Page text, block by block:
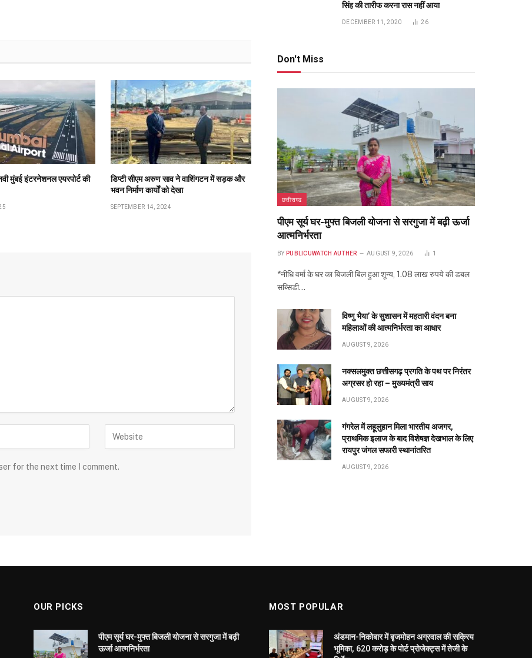
मुंबई इंटरनेशनल एयरपोर्ट की
डिप्टी सीएम अरुण साव ने वाशिंगटन में सड़क और
भवन निर्माण कार्यों को देखा
SEPTEMBER 14, 2024
for the next time I comment.
सिंह की तारीफ करना रास नहीं आया
DECEMBER 11, 2020 26
Don't Miss
छत्तीसगढ
पीएम सूर्य घर-मुफ्त बिजली योजना से सरगुजा में बढ़ी ऊर्जा
आत्मनिर्भरता
BY PUBLICUWATCH AUTHER AUGUST 9, 2026 1
*नीधि वर्मा के घर का बिजली बिल हुआ शून्य, 1.08 लाख रुपये की डबल
सब्सिडी…
विष्णु भैया’ के सुशासन में महतारी वंदन बना
महिलाओं की आत्मनिर्भरता का आधार
AUGUST 9, 2026
नक्सलमुक्त छत्तीसगढ़ प्रगति के पथ पर निरंतर
अग्रसर हो रहा – मुख्यमंत्री साय
AUGUST 9, 2026
गंगरेल में लहूलुहान मिला भारतीय अजगर,
प्राथमिक इलाज के बाद विशेषज्ञ देखभाल के लिए
रायपुर जंगल सफारी स्थानांतरित
AUGUST 9, 2026
OUR PICKS
पीएम सूर्य घर-मुफ्त बिजली योजना से सरगुजा में बढ़ी
ऊर्जा आत्मनिर्भरता
MOST POPULAR
अंडमान-निकोबार में बृजमोहन अग्रवाल की सक्रिय
भूमिका, 620 करोड़ के पोर्ट प्रोजेक्ट्स में तेजी के